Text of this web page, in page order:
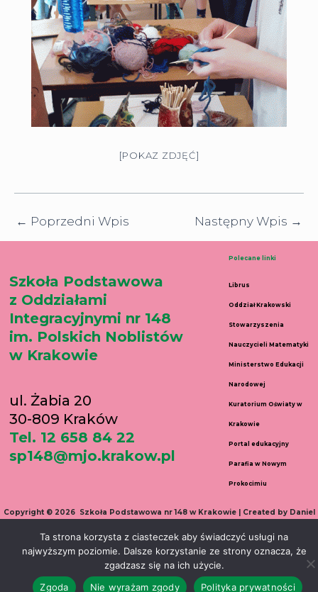
[POKAZ ZDJĘĆ]
← Poprzedni Wpis Następny Wpis →
Szkoła Podstawowa
z Oddziałami
Integracyjnymi nr 148
im. Polskich Noblistów
w Krakowie
ul. Żabia 20
30-809 Kraków
Tel. 12 658 84 22
sp148@mjo.krakow.pl
Polecane linki
Librus
Oddział Krakowski
Stowarzyszenia
Nauczycieli Matematyki
Ministerstwo Edukacji
Narodowej
Kuratorium Oświaty w
Krakowie
Portal edukacyjny
Parafia w Nowym
Prokocimiu
Copyright © 2026 Szkoła Podstawowa nr 148 w Krakowie | Created by Daniel
Wełnicki
Ta strona korzysta z ciasteczek aby świadczyć usługi na
najwyższym poziomie. Dalsze korzystanie ze strony oznacza, że
zgadzasz się na ich użycie.
Zgoda
Nie wyrażam zgody Polityka prywatności